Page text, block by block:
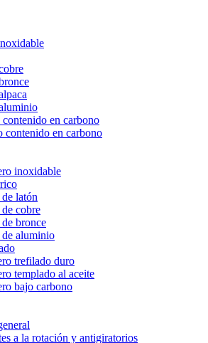
en carbono
contenido en carbono
inoxidable
latón
cobre
bronce
aluminio
trefilado duro
templado al aceite
bajo carbono
a la rotación y antigiratorios